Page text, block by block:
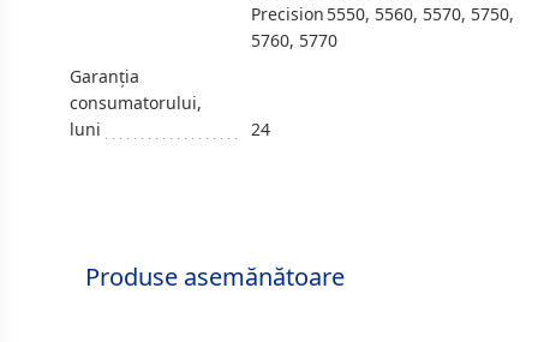
Precision 5550, 5560, 5570, 5750,
5760, 5770
Garanția
consumatorului,
luni
24
Produse asemănătoare